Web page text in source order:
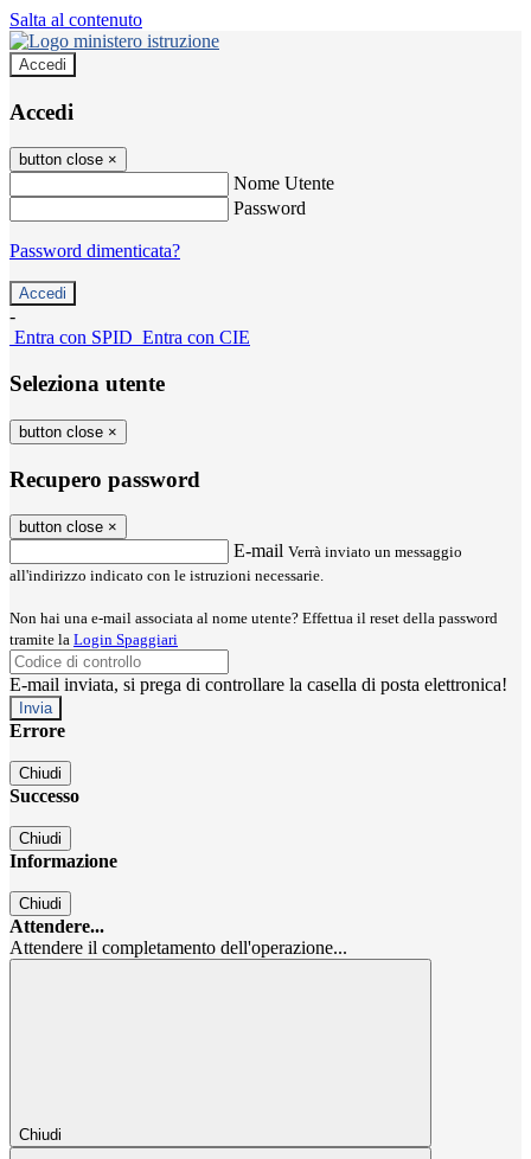
Salta al contenuto
Accedi
Accedi
button close ×
Nome Utente
Password
Password dimenticata?
-
Entra con SPID Entra con CIE
Seleziona utente
button close ×
Recupero password
button close ×
E-mail Verrà inviato un messaggio
all'indirizzo indicato con le istruzioni necessarie.
Non hai una e-mail associata al nome utente? Effettua il reset della password
tramite la Login Spaggiari
E-mail inviata, si prega di controllare la casella di posta elettronica!
Errore
Chiudi
Successo
Chiudi
Informazione
Chiudi
Attendere...
Attendere il completamento dell'operazione...
Chiudi